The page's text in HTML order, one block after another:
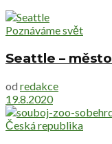
Poznáváme svět
Seattle –
od redakce
19.8.2020
Česká republika